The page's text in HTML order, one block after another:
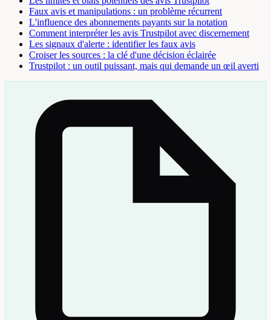
Faux avis et manipulations : un problème récurrent
L'influence des abonnements payants sur la notation
Comment interpréter les avis Trustpilot avec discernement
Les signaux d'alerte : identifier les faux avis
Croiser les sources : la clé d'une décision éclairée
Trustpilot : un outil puissant, mais qui demande un œil averti